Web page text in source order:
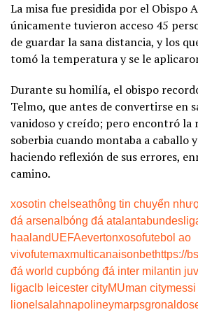
La misa fue presidida por el Obispo
únicamente tuvieron acceso 45
de guardar la sana distancia, y los
tomó la temperatura y se le
Durante su homilía, el obispo
Telmo, que antes de convertirse en
vanidoso y creído; pero encontró la
soberbia cuando montaba a caballo
haciendo reflexión de sus errores,
camino.
xosotin chelseathông tin chuyển
đá arsenal bóng đá atalanta
haalandUEFAevertonxosofutebol ao
vivofutemaxmulticanaisonbethttps://
đá world cupbóng đá inter milantin
ligaclb leicester cityMUman citymessi
lionel salahnapolineymarpsgronaldo